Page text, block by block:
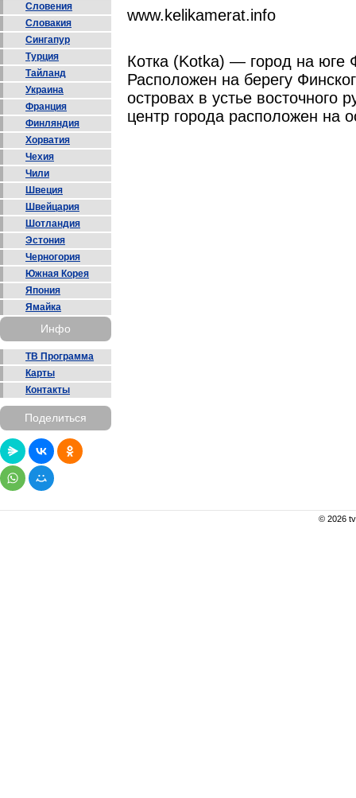
Словения
Словакия
Сингапур
Турция
Тайланд
Украина
Франция
Финляндия
Хорватия
Чехия
Чили
Швеция
Швейцария
Шотландия
Эстония
Черногория
Южная Корея
Япония
Ямайка
Инфо
ТВ Программа
Карты
Контакты
Поделиться
www.kelikamerat.info
Котка (Kotka) — город на юге
Расположен на берегу
островах в устье восточного
центр города расположен на
© 2026